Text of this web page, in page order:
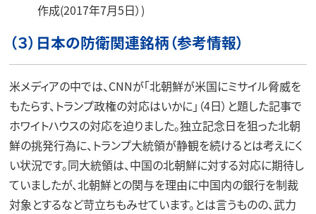
作成(2017年7月5日）)
（３）日本の防衛関連銘柄（参考情報）
米メディアの中では、CNNが「北朝鮮が米国にミサイル脅威を
もたらす、トランプ政権の対応はいかに」（4日）と題した記事で
ホワイトハウスの対応を迫りました。独立記念日を狙った北朝
鮮の挑発行為に、トランプ大統領が静観を続けるとは考えにく
い状況です。同大統領は、中国の北朝鮮に対する対応に期待し
ていましたが、北朝鮮との関与を理由に中国内の銀行を制裁
対象とするなど苛立ちもみせています。とは言うものの、武力